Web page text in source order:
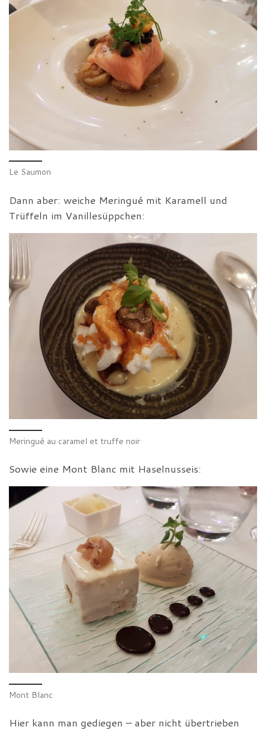
Le Saumon
Dann aber: weiche Meringué mit Karamell und
Trüffeln im Vanillesüppchen:
Meringué au caramel et truffe noir
Sowie eine Mont Blanc mit Haselnusseis:
Mont Blanc
Hier kann man gediegen – aber nicht übertrieben